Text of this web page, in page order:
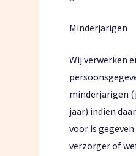
Minderjarigen
Wij verwerken
minderjarigen
jaar) indien
voor is
verzorger of